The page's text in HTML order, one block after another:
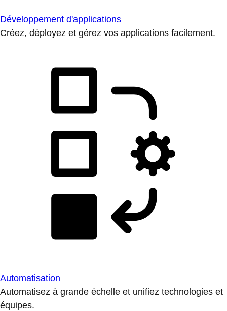
Développement d'applications
Créez, déployez et gérez vos applications facilement.
Automatisation
Automatisez à grande échelle et unifiez technologies et
équipes.